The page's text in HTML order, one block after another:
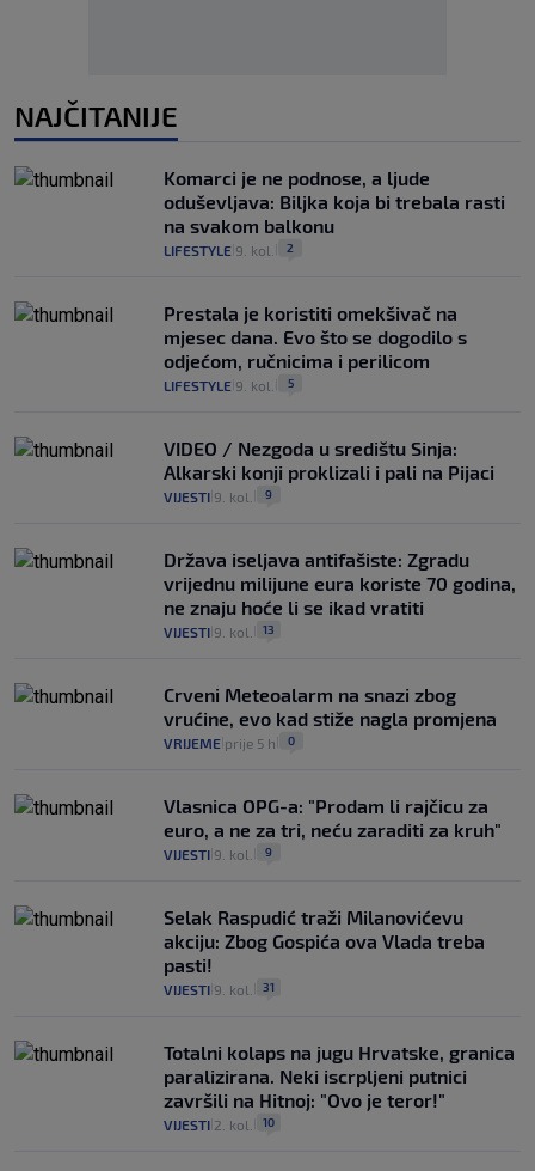
NAJČITANIJE
Komarci je ne podnose, a ljude
oduševljava: Biljka koja bi trebala rasti
na svakom balkonu
LIFESTYLE 9. kol. 2
Prestala je koristiti omekšivač na
mjesec dana. Evo što se dogodilo s
odjećom, ručnicima i perilicom
LIFESTYLE 9. kol. 5
VIDEO / Nezgoda u središtu Sinja:
Alkarski konji proklizali i pali na Pijaci
VIJESTI 9. kol. 9
Država iseljava antifašiste: Zgradu
vrijednu milijune eura koriste 70 godina,
ne znaju hoće li se ikad vratiti
VIJESTI 9. kol. 13
Crveni Meteoalarm na snazi zbog
vrućine, evo kad stiže nagla promjena
VRIJEME prije 5 h 0
Vlasnica OPG-a: "Prodam li rajčicu za
euro, a ne za tri, neću zaraditi za kruh"
VIJESTI 9. kol. 9
Selak Raspudić traži Milanovićevu
akciju: Zbog Gospića ova Vlada treba
pasti!
VIJESTI 9. kol. 31
Totalni kolaps na jugu Hrvatske, granica
paralizirana. Neki iscrpljeni putnici
završili na Hitnoj: "Ovo je teror!"
VIJESTI 2. kol. 10